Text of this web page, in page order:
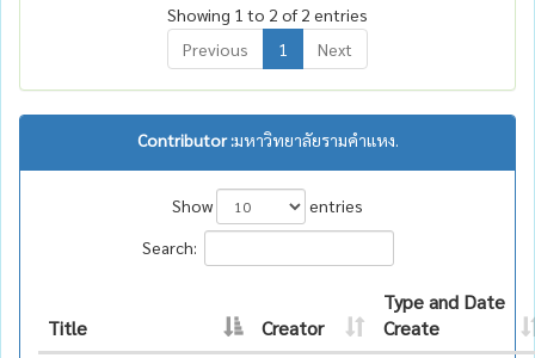
Showing 1 to 2 of 2 entries
Previous
1 Next
Contributor :มหาวิทยาลัยรามคำแหง.
Show
entries
Search:
Title Creator
Type and Date
Create